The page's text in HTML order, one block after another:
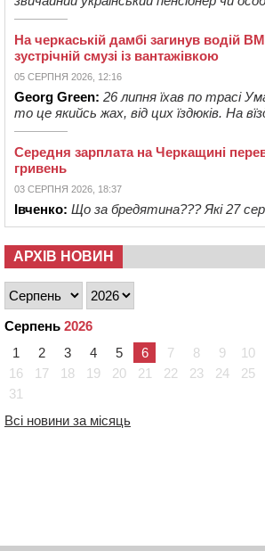
На черкаській дамбі загинув водій
зустрічній смузі із вантажівкою
05 СЕРПНЯ 2026, 12:16
Georg Green: 26 липня їхав по трасі
то це якийсь жах, від цих їздюків. На
Середня зарплата на Черкащині
гривень
03 СЕРПНЯ 2026, 18:37
Івченко: Що за бредятина??? Які 27
АРХІВ НОВИН
Серпень 2026
1
2 3 4 5 6 7 8 9 10
16
17 18 19 20 21 22 23 24 25
31
Всі новини за місяць